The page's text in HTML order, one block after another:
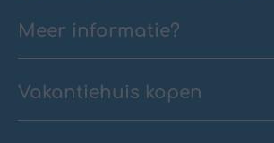
Meer informatie?
Vakantiehuis kopen